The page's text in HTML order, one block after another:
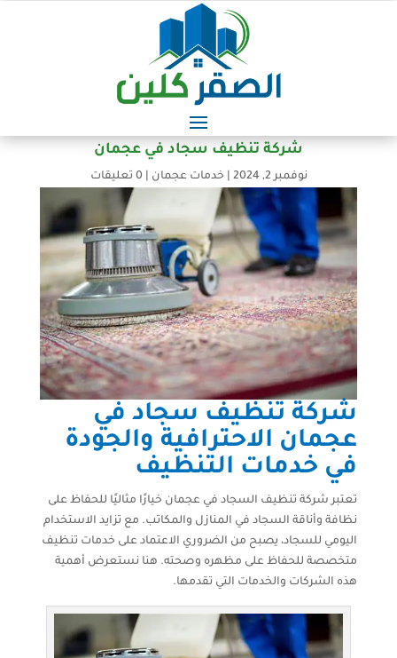
شركة تنظيف سجاد في عجمان
نوفمبر 2, 2024 خدمات عجمان |0 تعليقات
شركة تنظيف سجاد في
عجمان الاحترافية والجودة
في خدمات التنظيف
تعتبر شركة تنظيف السجاد في عجمان خيارًا مثاليًا للحفاظ على
نظافة وأناقة السجاد في المنازل والمكاتب. مع تزايد الاستخدام
اليومي للسجاد، يصبح من الضروري الاعتماد على خدمات تنظيف
متخصصة للحفاظ على مظهره وصحته. هنا نستعرض أهمية
هذه الشركات والخدمات التي تقدمها.